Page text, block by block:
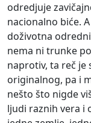
odredjuje
nacionalno biće.
doživotna
nema ni trunke
naprotiv, ta reč je
originalnog, pa i
nešto što nigde
ljudi raznih vera i